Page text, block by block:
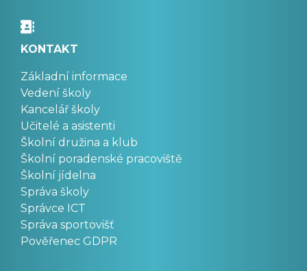
KONTAKT
Základní informace
Vedení školy
Kancelář školy
Učitelé a asistenti
Školní družina a klub
Školní poradenské pracoviště
Školní jídelna
Správa školy
Správce ICT
Správa sportovišť
Pověřenec GDPR